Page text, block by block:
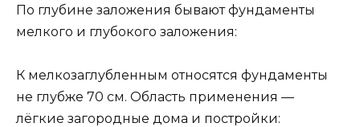
По глубине заложения бывают фундаменты
мелкого и глубокого заложения:
К мелкозаглубленным относятся фундаменты
не глубже 70 см. Область применения —
лёгкие загородные дома и постройки: